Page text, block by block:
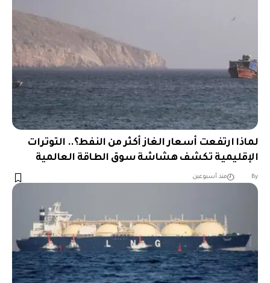
لماذا ارتفعت أسعار الغاز أكثر من النفط؟.. التوترات
الإقليمية تكشف هشاشة سوق الطاقة العالمية
By منذ أسبوعين